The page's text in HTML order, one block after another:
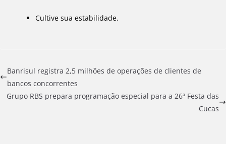
Cultive sua estabilidade.
Banrisul registra 2,5 milhões de operações de clientes de
bancos concorrentes
Grupo RBS prepara programação especial para a 26ª Festa das
Cucas